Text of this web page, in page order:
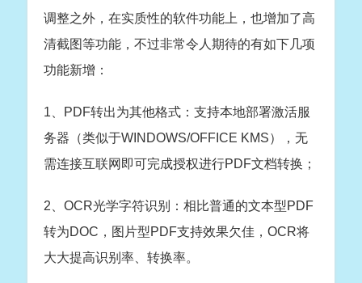
调整之外，在实质性的软件功能上，也增加了高
清截图等功能，不过非常令人期待的有如下几项
功能新增：
1、PDF转出为其他格式：支持本地部署激活服
务器（类似于WINDOWS/OFFICE KMS），无
需连接互联网即可完成授权进行PDF文档转换；
2、OCR光学字符识别：相比普通的文本型PDF
转为DOC，图片型PDF支持效果欠佳，OCR将
大大提高识别率、转换率。